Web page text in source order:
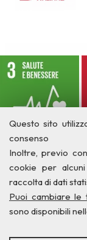
Questo sito
consenso
Inoltre, previo
cookie per
raccolta di dati
Puoi cambiare le
sono disponibili